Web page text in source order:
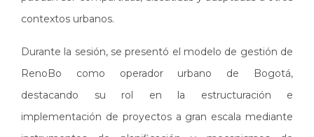
contextos urbanos.
Durante la sesión, se presentó el modelo de gestión de
RenoBo como operador urbano de Bogotá,
destacando su rol en la estructuración e
implementación de proyectos a gran escala mediante